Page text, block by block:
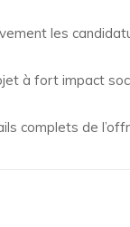
les
à fort impact
complets de